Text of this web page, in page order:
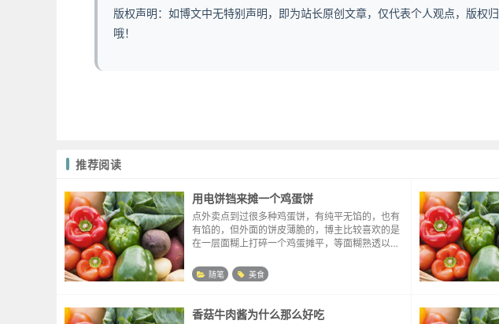
版权声明：如博文中无特别声明，即为站长原创文章，仅代表个人观点，版权归
哦！
推荐阅读
用电饼铛来摊一个鸡蛋饼
点外卖点到过很多种鸡蛋饼，有纯平无馅的，也有
有馅的，但外面的饼皮薄脆的，博主比较喜欢的是
在一层面糊上打碎一个鸡蛋摊平，等面糊熟透以后
试着自己动手来做一做。准备材料水的比例没有那
么严格，一般大...
随笔 美食
香菇牛肉酱为什么那么好吃